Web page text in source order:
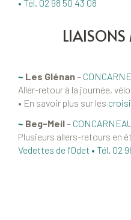
• Tél. 02 98 50 43 08
~ Les Glénan–
Aller-retour à la journée,
• En savoir plus sur les
~ Beg-Meil–
Plusieurs allers-retours en
Vedettes de l’Odet • Tél. 02